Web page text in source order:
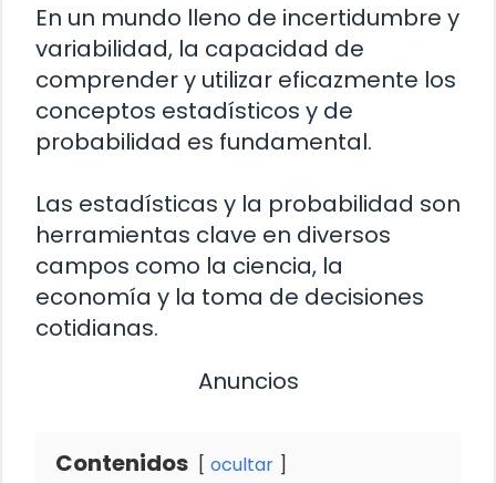
En un mundo lleno de incertidumbre y
variabilidad, la capacidad de
comprender y utilizar eficazmente los
conceptos estadísticos y de
probabilidad es fundamental.
Las estadísticas y la probabilidad son
herramientas clave en diversos
campos como la ciencia, la
economía y la toma de decisiones
cotidianas.
Anuncios
Contenidos ocultar